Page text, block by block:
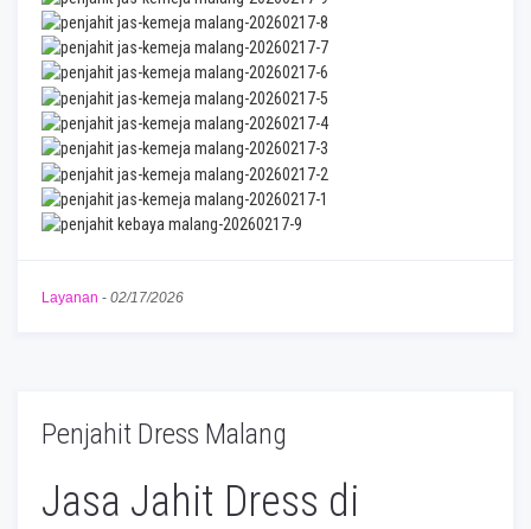
Layanan - 02/17/2026
Penjahit Dress Malang
Jasa Jahit Dress di